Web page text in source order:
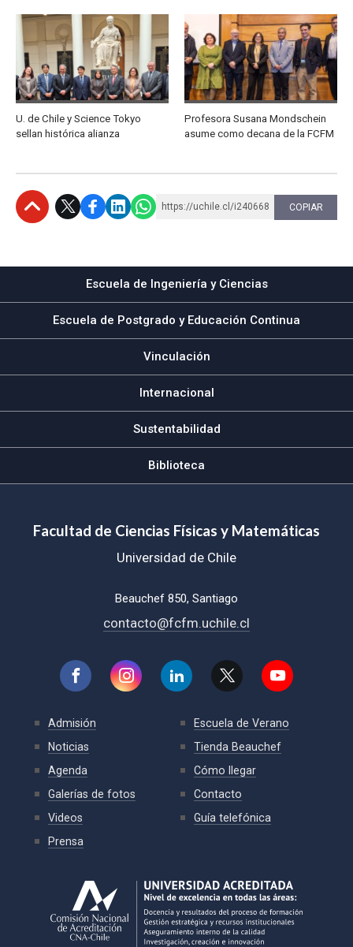
U. de Chile y Science Tokyo
sellan histórica alianza
Profesora Susana Mondschein
asume como decana de la FCFM
https://uchile.cl/i240668 COPIAR
Escuela de Ingeniería y Ciencias
Escuela de Postgrado y Educación Continua
Vinculación
Internacional
Sustentabilidad
Biblioteca
Facultad de Ciencias Físicas y Matemáticas
Universidad de Chile
Beauchef 850, Santiago
contacto@fcfm.uchile.cl
Admisión
Noticias
Agenda
Galerías de fotos
Videos
Prensa
Escuela de Verano
Tienda Beauchef
Cómo llegar
Contacto
Guía telefónica